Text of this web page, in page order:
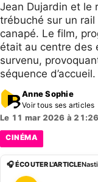
Jean Dujardin et le
trébuché sur un
canapé. Le film,
était au centre des
survenu,
séquence d’accueil.
Anne Sophie
Voir tous ses articles
Le 11 mar 2026 à 21:26
CINÉMA
🎧 ÉCOUTER L'ARTICLE